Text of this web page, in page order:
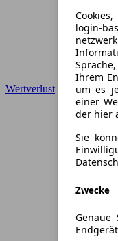
login-
Ihrem
um es
einer
der hier
Sie
Zwecke
Genaue
Wertverlust